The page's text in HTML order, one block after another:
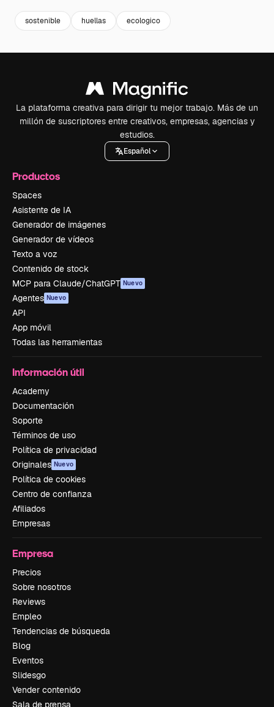
sostenible huellas ecologico
La plataforma creativa para dirigir tu mejor trabajo. Más de un
millón de suscriptores entre creativos, empresas, agencias y
estudios.
Español
Productos
Spaces
Asistente de IA
Generador de imágenes
Generador de vídeos
Texto a voz
Contenido de stock
MCP para Claude/ChatGPT Nuevo
Agentes Nuevo
API
App móvil
Todas las herramientas
Información útil
Academy
Documentación
Soporte
Términos de uso
Política de privacidad
Originales Nuevo
Política de cookies
Centro de confianza
Afiliados
Empresas
Empresa
Precios
Sobre nosotros
Reviews
Empleo
Tendencias de búsqueda
Blog
Eventos
Slidesgo
Vender contenido
Sala de prensa